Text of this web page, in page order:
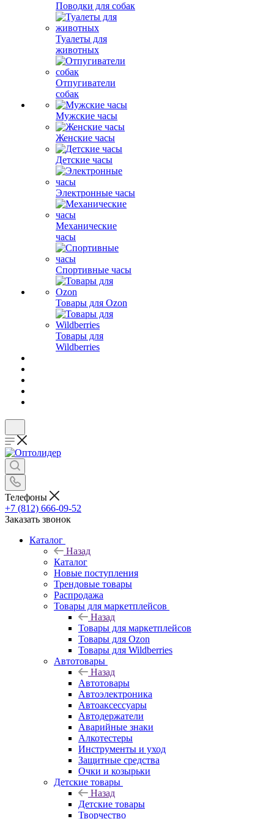
Поводки для собак
Туалеты для
животных
Отпугиватели
собак
Мужские часы
Женские часы
Детские часы
Электронные часы
Механические
часы
Спортивные часы
Товары для Ozon
Товары для
Wildberries
Телефоны
+7 (812) 666-09-52
Заказать звонок
Каталог
Назад
Каталог
Новые поступления
Трендовые товары
Распродажа
Товары для маркетплейсов
Назад
Товары для маркетплейсов
Товары для Ozon
Товары для Wildberries
Автотовары
Назад
Автотовары
Автоэлектроника
Автоаксессуары
Автодержатели
Аварийные знаки
Алкотестеры
Инструменты и уход
Защитные средства
Очки и козырьки
Детские товары
Назад
Детские товары
Творчество